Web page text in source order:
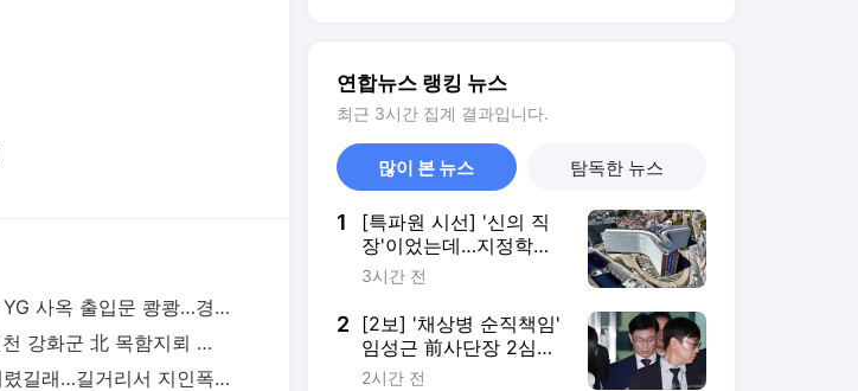
골프채로 합정동 YG 사옥 출입문 쾅쾅…경찰, 20대 여성 체포 | 연합뉴스
'바다에 둥둥'…인천 강화군 北 목함지뢰 주의보 | 연합뉴스
얼마나 심하게 때렸길래…길거리서 지인폭행 50대 살인미수 혐의 | 연합뉴스
연합뉴스 랭킹 뉴스
최근 3시간 집계 결과입니다.
많이 본 뉴스 탐독한 뉴스
1
[특파원 시선] '신의 직
장'이었는데…지정학적
격변에 몸살앓는 EU집
3시간 전
2 [2보] '채상병 순직책임'
임성근 前사단장 2심도
징역 3년
2시간 전